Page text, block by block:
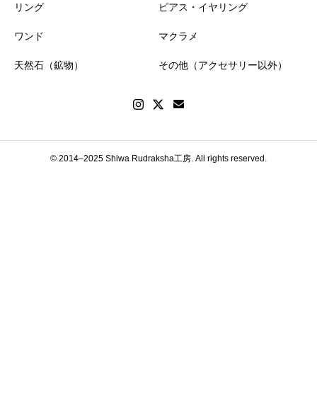
リング ピアス・イヤリング
ワンド マクラメ
天然石（鉱物） その他（アクセサリー以外）
© 2014–2025 Shiwa Rudraksha工房. All rights reserved.